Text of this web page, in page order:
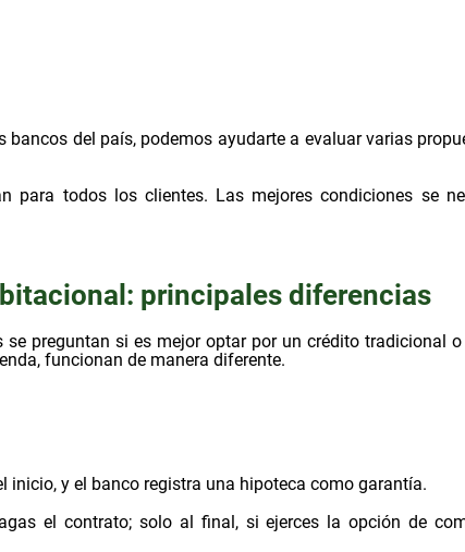
del país, podemos ayudarte a evaluar varias
para todos los clientes. Las mejores condiciones se
principales diferencias
preguntan si es mejor optar por un crédito tradicional
funcionan de manera diferente.
inicio, y el banco registra una hipoteca como garantía.
el contrato; solo al final, si ejerces la opción de